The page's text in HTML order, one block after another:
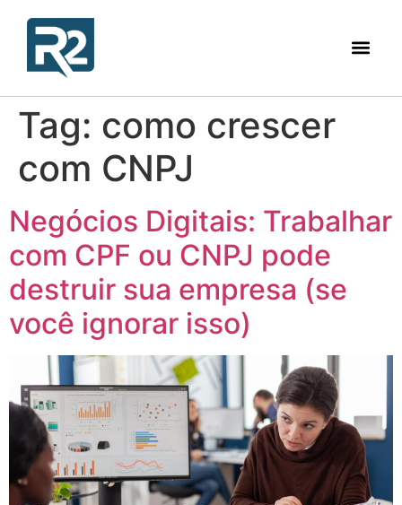
Tag: como crescer
com CNPJ
Negócios Digitais: Trabalhar
com CPF ou CNPJ pode
destruir sua empresa (se
você ignorar isso)